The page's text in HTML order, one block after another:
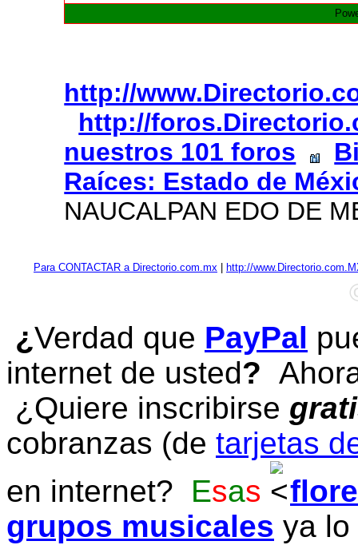
http://
http://
nuestros 101 foros
Raíces: Estado de
NAUCALPAN EDO DE
Para CONTACTAR a Directorio.com.mx http://
¿Verdad que PayPal
internet de usted?
¿Quiere inscribirse
cobranzas (de tarjetas
en internet? Esas
grupos musicales ya